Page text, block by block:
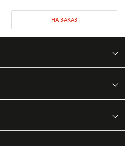
НА ЗАКАЗ